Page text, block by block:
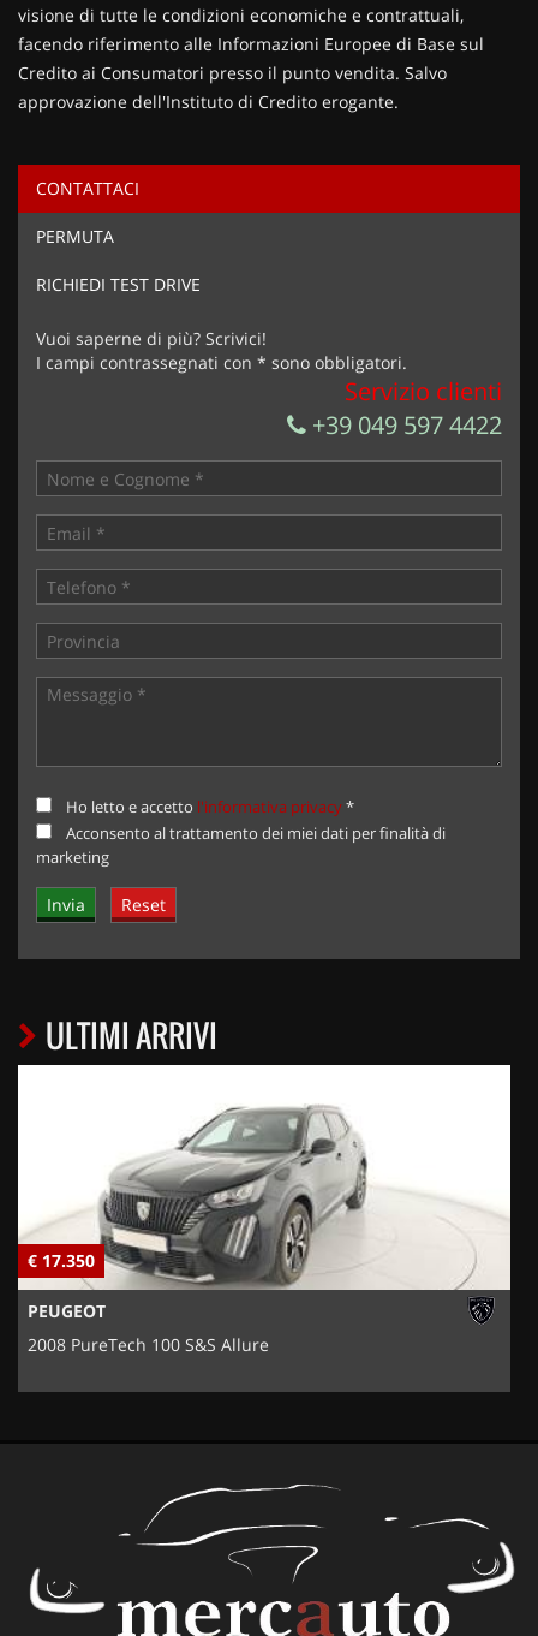
Ho letto e accettol'informativa privacy*
Acconsento al trattamento dei miei dati per finalità di
Invia la tua richiesta
visione di tutte le condizioni economiche e contrattuali,
facendo riferimento alle Informazioni Europee di Base sul
Credito ai Consumatori presso il punto vendita. Salvo
approvazione dell'Instituto di Credito erogante.
CONTATTACI
PERMUTA
RICHIEDI TEST DRIVE
Vuoi saperne di più? Scrivici!
I campi contrassegnati con * sono obbligatori.
Servizio clienti
+39 049 597 4422
Ho letto e accetto l'informativa privacy*
Acconsento al trattamento dei miei dati per finalità di
marketing
ULTIMI ARRIVI
€ 17.350
PEUGEOT
2008 PureTech 100 S&S Allure